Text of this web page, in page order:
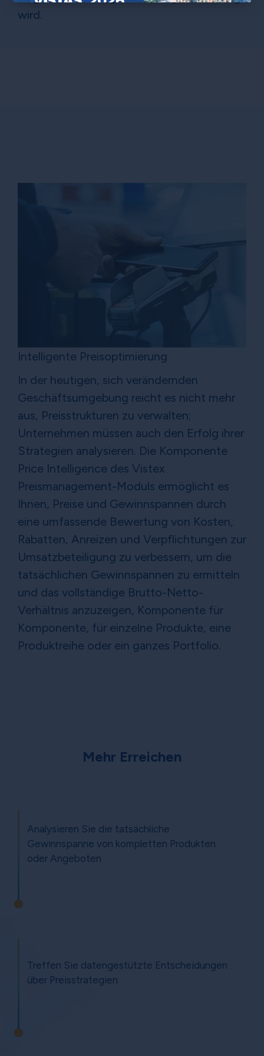
wird.
Intelligente Preisoptimierung
In der heutigen, sich verändernden
Geschäftsumgebung reicht es nicht mehr
aus, Preisstrukturen zu verwalten;
Unternehmen müssen auch den Erfolg ihrer
Strategien analysieren. Die Komponente
Price Intelligence des Vistex
Preismanagement-Moduls ermöglicht es
Ihnen, Preise und Gewinnspannen durch
eine umfassende Bewertung von Kosten,
Rabatten, Anreizen und Verpflichtungen zur
Umsatzbeteiligung zu verbessern, um die
tatsächlichen Gewinnspannen zu ermitteln
und das vollständige Brutto-Netto-
Verhältnis anzuzeigen, Komponente für
Komponente, für einzelne Produkte, eine
Produktreihe oder ein ganzes Portfolio.
Mehr Erreichen
Analysieren Sie die tatsächliche
Gewinnspanne von kompletten Produkten
oder Angeboten
Treffen Sie datengestützte Entscheidungen
über Preisstrategien